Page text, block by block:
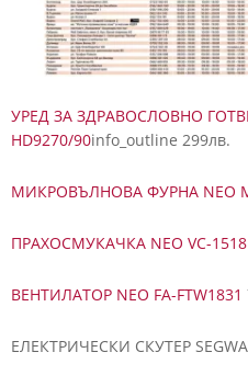
УРЕД ЗА ЗДРАВОСЛОВНО
HD9270/90info_outline 299лв.
МИКРОВЪЛНОВА ФУРНА NEO
ПРАХОСМУКАЧКА NEO VC-1518
ВЕНТИЛАТОР NEO FA-FTW1831
ЕЛЕКТРИЧЕСКИ СКУТЕР